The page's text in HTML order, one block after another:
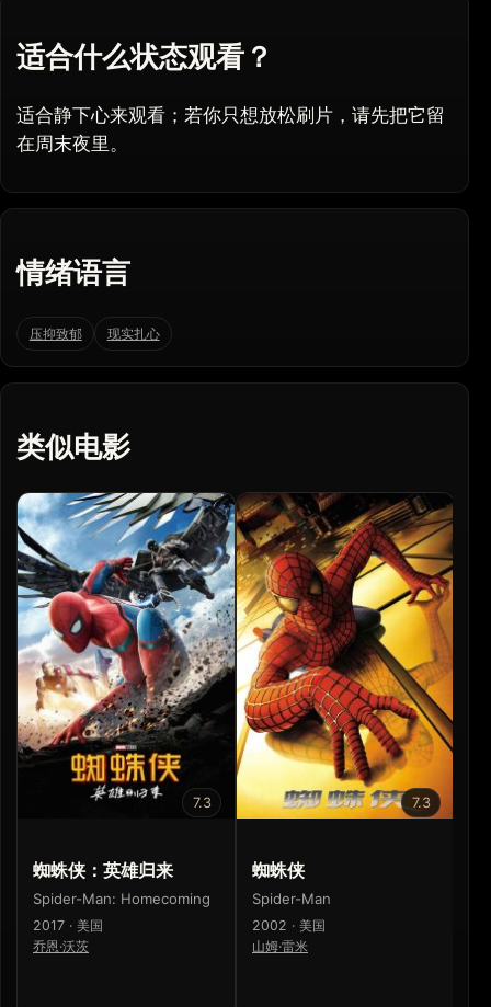
适合什么状态观看？
适合静下心来观看；若你只想放松刷片，请先把它留
在周末夜里。
情绪语言
压抑致郁 现实扎心
类似电影
7.3
蜘蛛侠：英雄归来
Spider-Man: Homecoming
2017 · 美国
乔恩·沃茨
7.3
蜘蛛侠
Spider-Man
2002 · 美国
山姆·雷米